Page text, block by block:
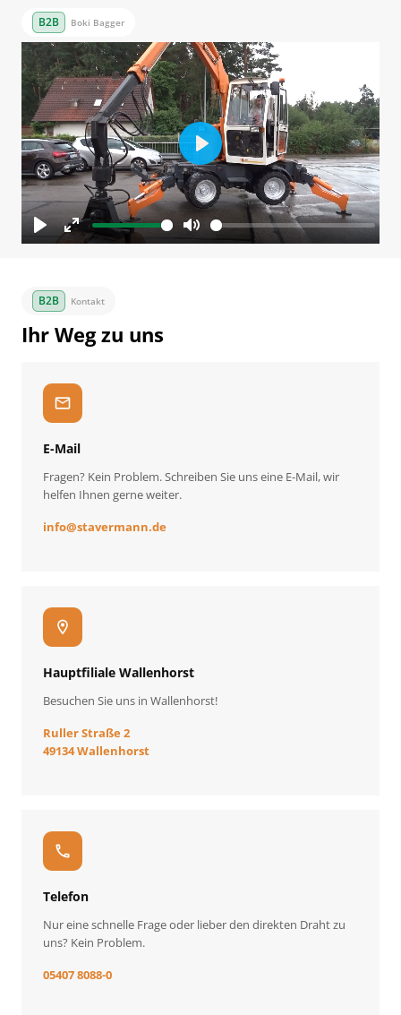
Boki Bagger
PlayEnter
Mute
Play
Kontakt
Ihr Weg zu uns
mail
E-Mail
Fragen? Kein Problem. Schreiben Sie uns eine E-Mail, wir
helfen Ihnen gerne weiter.
info@stavermann.de
location_on
Hauptfiliale Wallenhorst
Besuchen Sie uns in Wallenhorst!
Ruller Straße 2
49134 Wallenhorst
call
Telefon
Nur eine schnelle Frage oder lieber den direkten Draht zu
uns? Kein Problem.
05407 8088-0